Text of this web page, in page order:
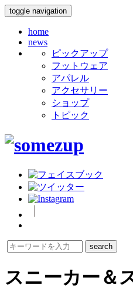
toggle navigation
home
news
ピックアップ
フットウェア
アパレル
アクセサリー
ショップ
トピック
スニーカー＆